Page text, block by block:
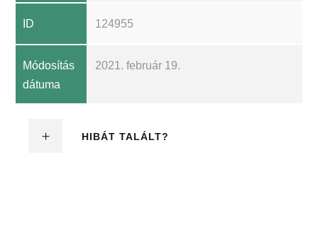
ID 124955
Módosítás
dátuma
2021. február 19.
HIBÁT TALÁLT?